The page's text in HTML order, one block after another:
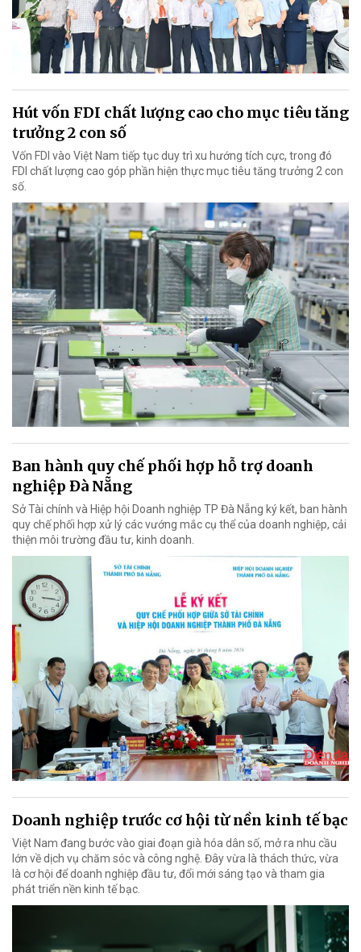
Hút vốn FDI chất lượng cao cho mục tiêu tăng
trưởng 2 con số
Vốn FDI vào Việt Nam tiếp tục duy trì xu hướng tích cực, trong đó
FDI chất lượng cao góp phần hiện thực mục tiêu tăng trưởng 2 con
số.
Ban hành quy chế phối hợp hỗ trợ doanh
nghiệp Đà Nẵng
Sở Tài chính và Hiệp hội Doanh nghiệp TP Đà Nẵng ký kết, ban hành
quy chế phối hợp xử lý các vướng mắc cụ thể của doanh nghiệp, cải
thiện môi trường đầu tư, kinh doanh.
Doanh nghiệp trước cơ hội từ nền kinh tế bạc
Việt Nam đang bước vào giai đoạn già hóa dân số, mở ra nhu cầu
lớn về dịch vụ chăm sóc và công nghệ. Đây vừa là thách thức, vừa
là cơ hội để doanh nghiệp đầu tư, đổi mới sáng tạo và tham gia
phát triển nền kinh tế bạc.